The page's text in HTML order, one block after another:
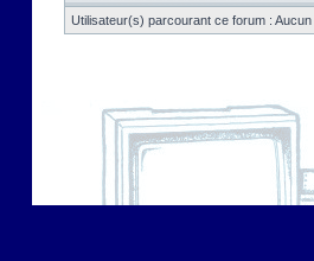
Utilisateur(s) parcourant ce forum :